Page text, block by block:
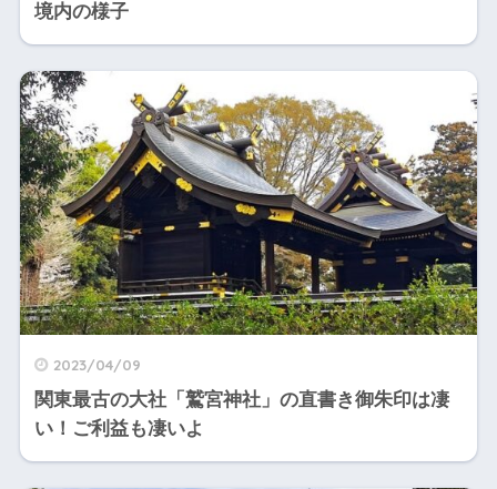
境内の様子
2023/04/09
関東最古の大社「鷲宮神社」の直書き御朱印は凄
い！ご利益も凄いよ